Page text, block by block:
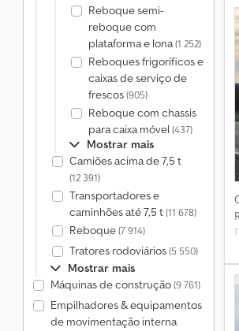
Reboque semi-
reboque com
plataforma e lona(1 252)
Reboques frigoríficos e
caixas de serviço de
frescos(905)
Reboque com chassis
para caixa móvel (437)
Mostrar mais
Camiões acima de 7,5 t
(12 391)
Transportadores e
caminhões até 7,5 t(11 678)
Reboque(7 914)
Tratores rodoviários(5 550)
Mostrar mais
Máquinas de construção(9 761)
Empilhadores & equipamentos
de movimentação interna